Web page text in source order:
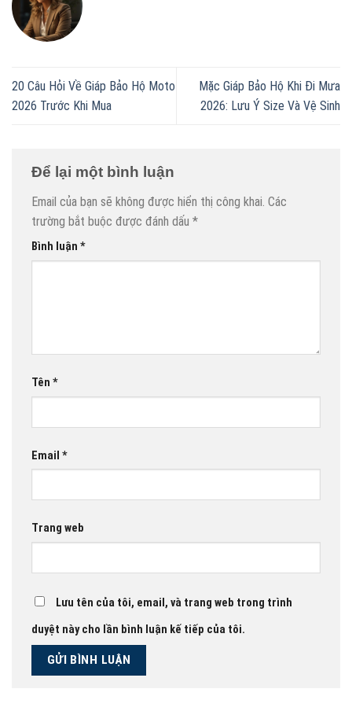
20 Câu Hỏi Về Giáp Bảo Hộ Moto
2026 Trước Khi Mua
Mặc Giáp Bảo Hộ Khi Đi Mưa
2026: Lưu Ý Size Và Vệ Sinh
Để lại một bình luận
Email của bạn sẽ không được hiển thị công khai. Các
trường bắt buộc được đánh dấu *
Bình luận *
Tên *
Email *
Trang web
Lưu tên của tôi, email, và trang web trong trình
duyệt này cho lần bình luận kế tiếp của tôi.